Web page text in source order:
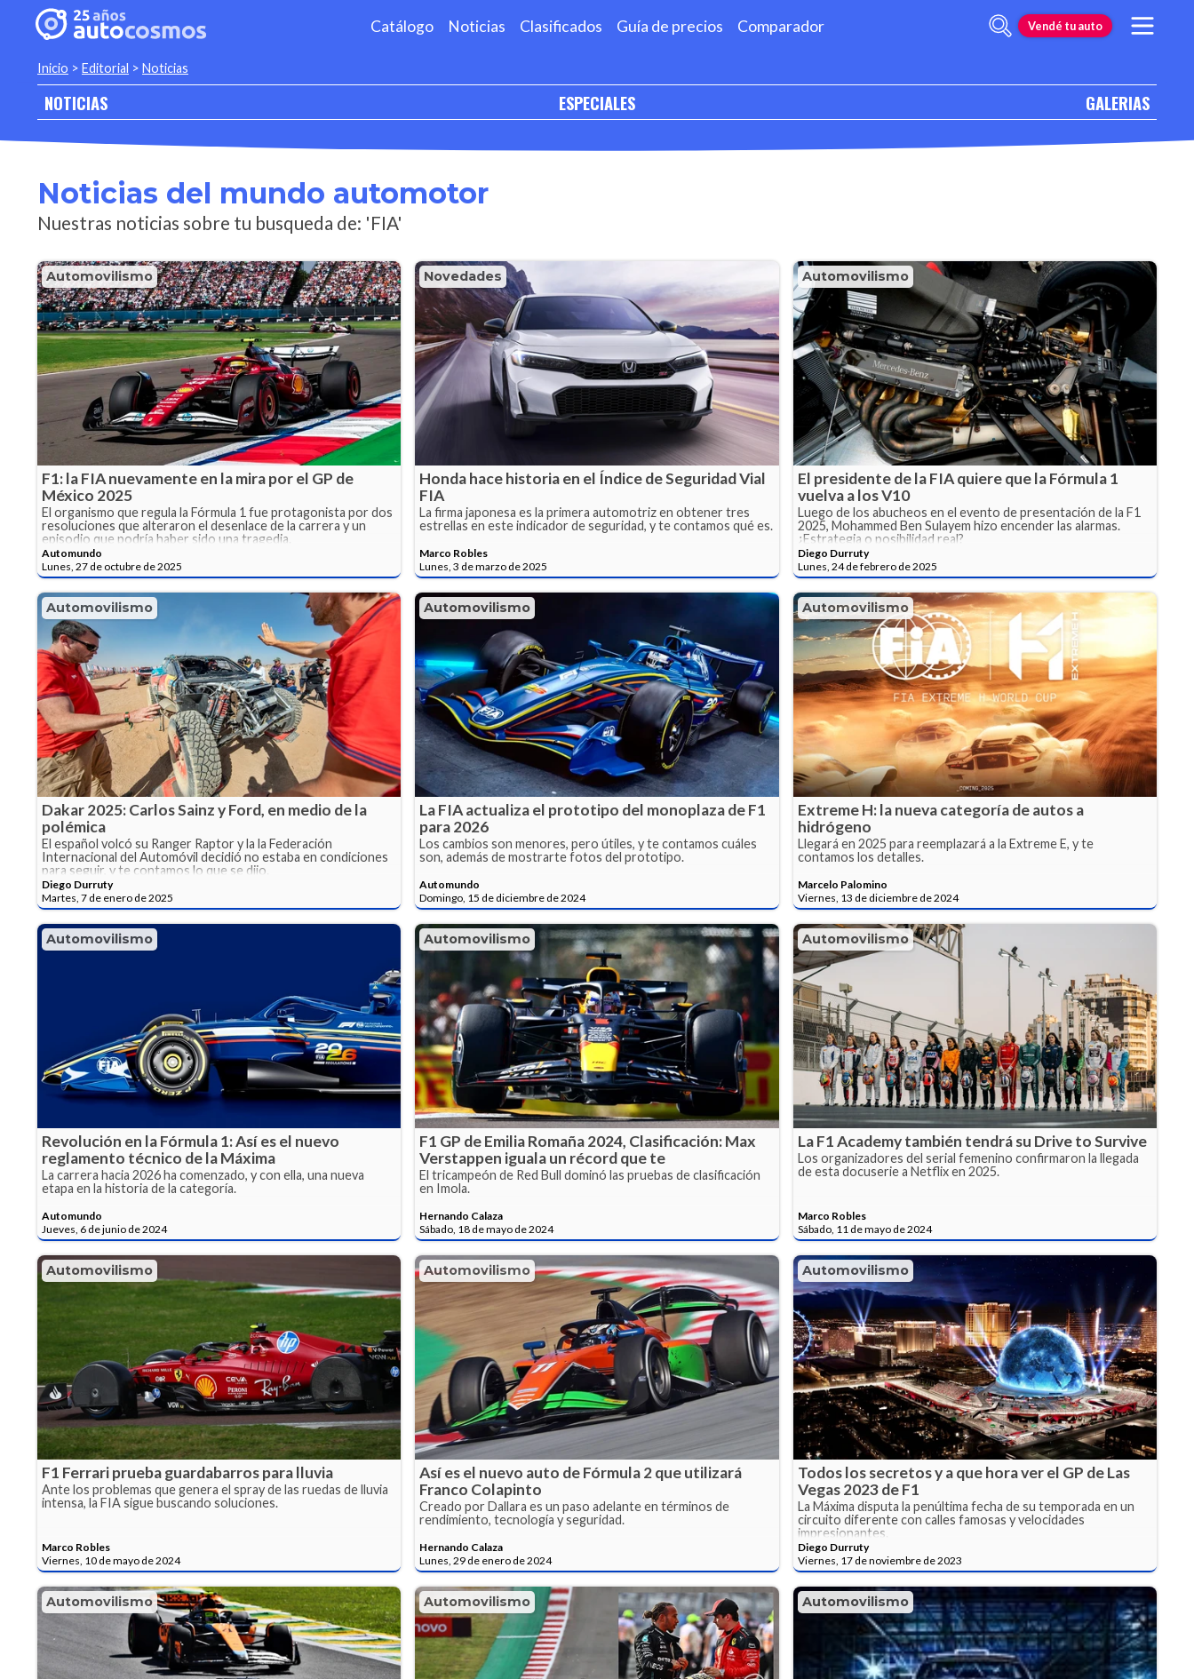
Catálogo Noticias Clasificados Guía de precios Comparador Vendé tu auto
Inicio > Editorial > Noticias
NOTICIAS ESPECIALES GALERIAS
Noticias del mundo automotor
Nuestras noticias sobre tu busqueda de: 'FIA'
Automovilismo
F1: la FIA nuevamente en la mira por el GP de
México 2025
El organismo que regula la Fórmula 1 fue protagonista por dos
resoluciones que alteraron el desenlace de la carrera y un
episodio que podría haber sido una tragedia.
Automundo
Lunes, 27 de octubre de 2025
Novedades
Honda hace historia en el Índice de Seguridad Vial
FIA
La firma japonesa es la primera automotriz en obtener tres
estrellas en este indicador de seguridad, y te contamos qué es.
Marco Robles
Lunes, 3 de marzo de 2025
Automovilismo
El presidente de la FIA quiere que la Fórmula 1
vuelva a los V10
Luego de los abucheos en el evento de presentación de la F1
2025, Mohammed Ben Sulayem hizo encender las alarmas.
¿Estrategia o posibilidad real?
Diego Durruty
Lunes, 24 de febrero de 2025
Automovilismo
Dakar 2025: Carlos Sainz y Ford, en medio de la
polémica
El español volcó su Ranger Raptor y la la Federación
Internacional del Automóvil decidió no estaba en condiciones
para seguir, y te contamos lo que se dijo.
Diego Durruty
Martes, 7 de enero de 2025
Automovilismo
La FIA actualiza el prototipo del monoplaza de F1
para 2026
Los cambios son menores, pero útiles, y te contamos cuáles
son, además de mostrarte fotos del prototipo.
Automundo
Domingo, 15 de diciembre de 2024
Automovilismo
Extreme H: la nueva categoría de autos a
hidrógeno
Llegará en 2025 para reemplazará a la Extreme E, y te
contamos los detalles.
Marcelo Palomino
Viernes, 13 de diciembre de 2024
Automovilismo
Revolución en la Fórmula 1: Así es el nuevo
reglamento técnico de la Máxima
La carrera hacia 2026 ha comenzado, y con ella, una nueva
etapa en la historia de la categoría.
Automundo
Jueves, 6 de junio de 2024
Automovilismo
F1 GP de Emilia Romaña 2024, Clasificación: Max
Verstappen iguala un récord que te
El tricampeón de Red Bull dominó las pruebas de clasificación
en Imola.
Hernando Calaza
Sábado, 18 de mayo de 2024
Automovilismo
La F1 Academy también tendrá su Drive to Survive
Los organizadores del serial femenino confirmaron la llegada
de esta docuserie a Netflix en 2025.
Marco Robles
Sábado, 11 de mayo de 2024
Automovilismo
F1 Ferrari prueba guardabarros para lluvia
Ante los problemas que genera el spray de las ruedas de lluvia
intensa, la FIA sigue buscando soluciones.
Marco Robles
Viernes, 10 de mayo de 2024
Automovilismo
Así es el nuevo auto de Fórmula 2 que utilizará
Franco Colapinto
Creado por Dallara es un paso adelante en términos de
rendimiento, tecnología y seguridad.
Hernando Calaza
Lunes, 29 de enero de 2024
Automovilismo
Todos los secretos y a que hora ver el GP de Las
Vegas 2023 de F1
La Máxima disputa la penúltima fecha de su temporada en un
circuito diferente con calles famosas y velocidades
impresionantes.
Diego Durruty
Viernes, 17 de noviembre de 2023
Automovilismo Automovilismo Automovilismo